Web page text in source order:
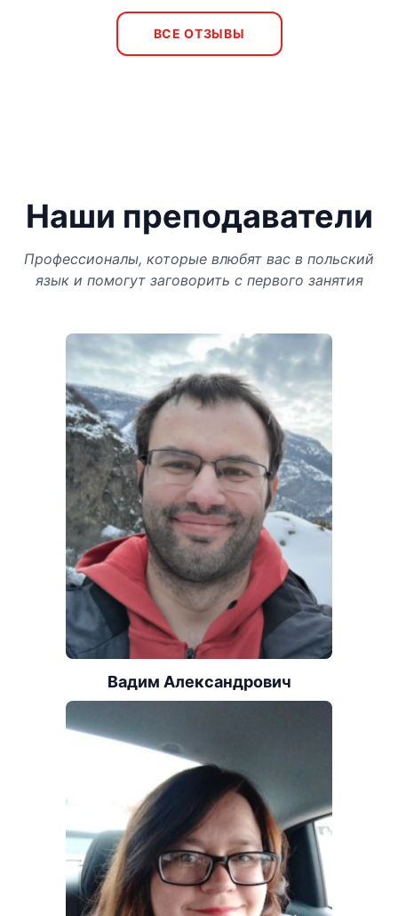
ВСЕ ОТЗЫВЫ
Наши преподаватели
Профессионалы, которые влюбят вас в польский
язык и помогут заговорить с первого занятия
Вадим Александрович